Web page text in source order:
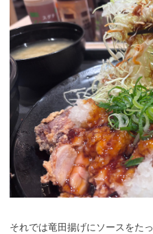
それでは竜田揚げにソースをた